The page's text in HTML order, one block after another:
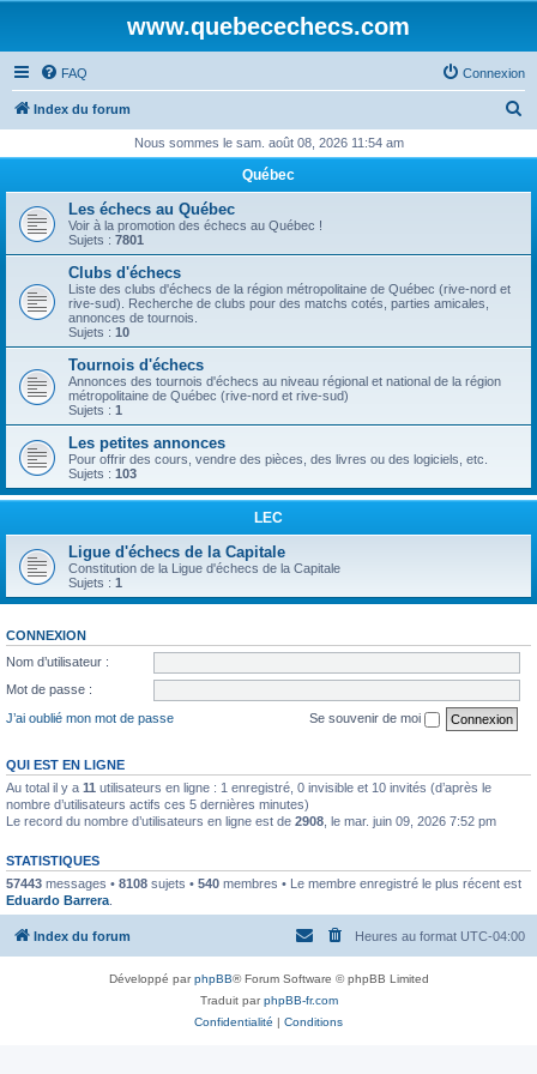
www.quebecechecs.com
FAQ Connexion
Index du forum
h
r
Nous sommes le sam. août 08, 2026 11:54 am
Québec
Les échecs au Québec
Voir à la promotion des échecs au Québec !
Sujets : 7801
Clubs d'échecs
Liste des clubs d'échecs de la région métropolitaine de Québec (rive-nord et
rive-sud). Recherche de clubs pour des matchs cotés, parties amicales,
annonces de tournois.
Sujets : 10
Tournois d'échecs
Annonces des tournois d'échecs au niveau régional et national de la région
métropolitaine de Québec (rive-nord et rive-sud)
Sujets : 1
Les petites annonces
Pour offrir des cours, vendre des pièces, des livres ou des logiciels, etc.
Sujets : 103
LEC
Ligue d'échecs de la Capitale
Constitution de la Ligue d'échecs de la Capitale
Sujets : 1
CONNEXION
Nom d’utilisateur :
Mot de passe :
J’ai oublié mon mot de passe
Se souvenir de moi
QUI EST EN LIGNE
Au total il y a 11 utilisateurs en ligne : 1 enregistré, 0 invisible et 10 invités (d’après le
nombre d’utilisateurs actifs ces 5 dernières minutes)
Le record du nombre d’utilisateurs en ligne est de 2908 , le mar. juin 09, 2026 7:52 pm
STATISTIQUES
57443 messages • 8108 sujets • 540 membres • Le membre enregistré le plus récent est
Eduardo Barrera
Index du forum Heures au format UTC-04:00
Développé parphpBB® Forum Software © phpBB Limited
Traduit parphpBB-fr.com
Confidentialité | Conditions